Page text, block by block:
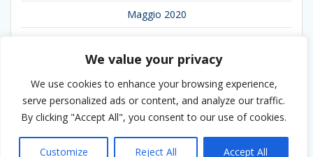
We value your privacy
We use cookies to enhance your browsing experience,
serve personalized ads or content, and analyze our traffic.
By clicking "Accept All", you consent to our use of cookies.
Customize Reject All Accept All
Maggio 2020
Marzo 2020
Febbraio 2020
Gennaio 2020